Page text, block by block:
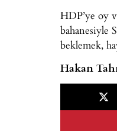
HDP’ye oy
bahanesiyle
beklemek,
Hakan